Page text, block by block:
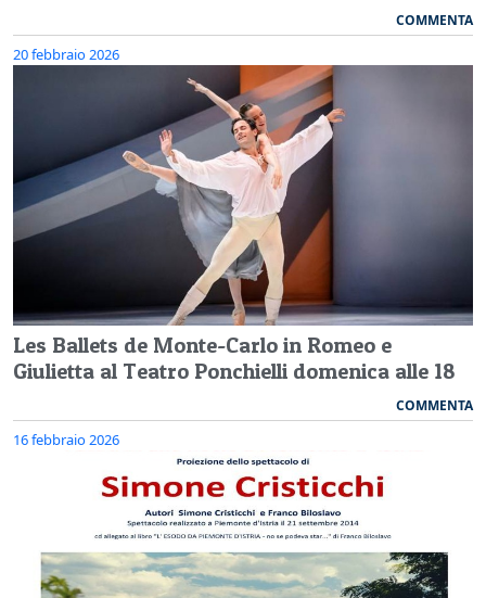
COMMENTA
20 febbraio 2026
Les Ballets de Monte-Carlo in Romeo e
Giulietta al Teatro Ponchielli domenica alle 18
COMMENTA
16 febbraio 2026